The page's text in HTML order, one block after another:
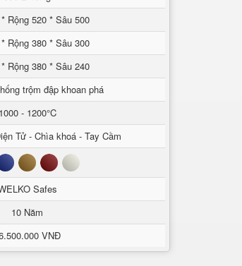
Rộng 520 * Sâu 500
Rộng 380 * Sâu 300
Rộng 380 * Sâu 240
trộm đập khoan phá
1000 - 1200°C
Tử - Chìa khoá - Tay Cầm
Nâu Đỏ Trắng
Safes
10 Năm
VNĐ